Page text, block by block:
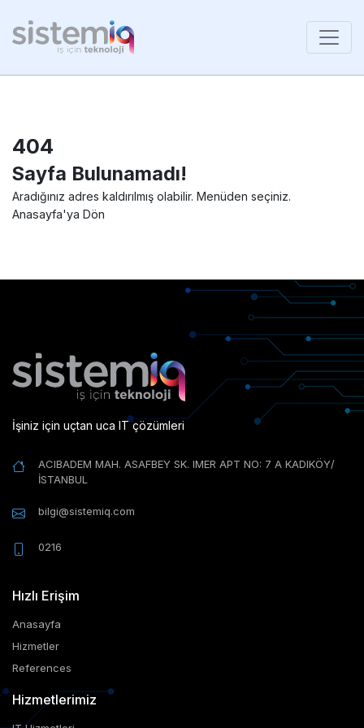
404
Sayfa Bulunamadı!
Aradığınız adres kaldırılmış olabilir. Menüden seçiniz.
Anasayfa'ya Dön
İşiniz için uçtan uca IT çözümleri
ACIBADEM MAH. ASAFBEY SK. IMER APT NO: 7 A KADIKÖY/
İSTANBUL
bilgi@sistemiq.com
0216
Hızlı Erişim
Anasayfa
Hizmetler
References
Hizmetlerimiz